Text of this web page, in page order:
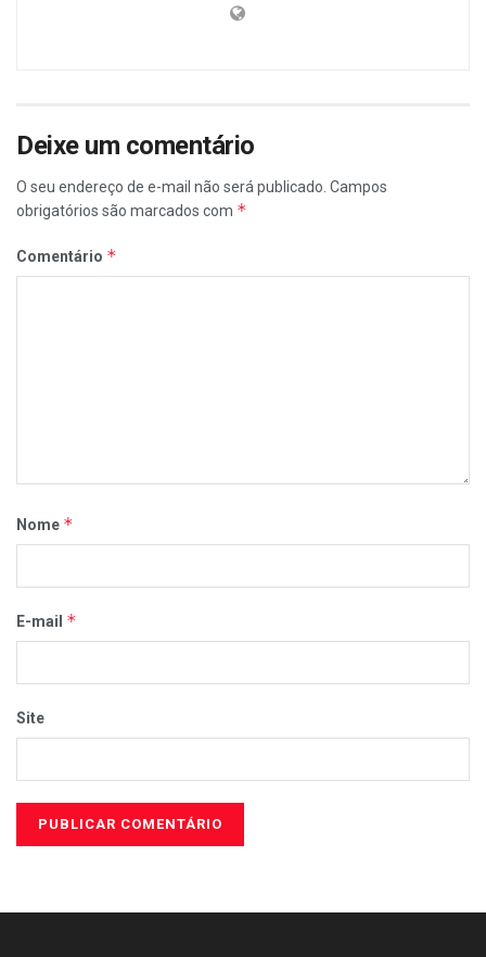
Deixe um comentário
O seu endereço de e-mail não será publicado. Campos
obrigatórios são marcados com *
Comentário *
Nome *
E-mail *
Site